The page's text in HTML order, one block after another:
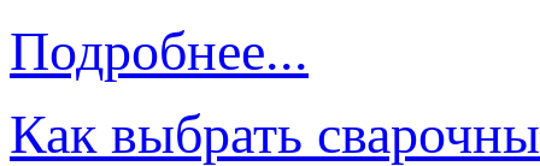
Подробнее...
Как выбрать